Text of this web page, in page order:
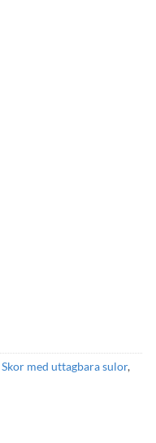
Skor med uttagbara sulor,